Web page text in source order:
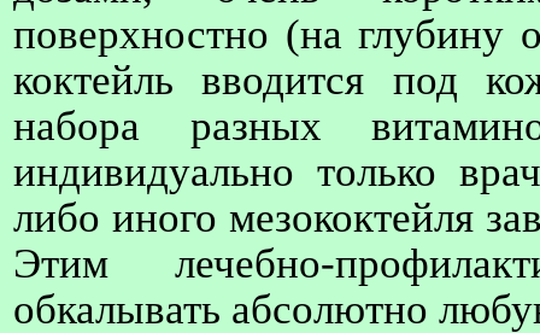
поверхностно (на
коктейль вводится под
набора разных
индивидуально только
либо иного мезококтейля
Этим лечебно-
обкалывать абсолютно